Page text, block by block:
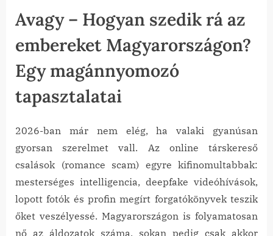
on
06-08
Avagy – Hogyan szedik rá az
embereket Magyarországon?
Egy magánnyomozó
tapasztalatai
2026-ban már nem elég, ha valaki gyanúsan
gyorsan szerelmet vall. Az online társkereső
csalások (romance scam) egyre kifinomultabbak:
mesterséges intelligencia, deepfake videóhívások,
lopott fotók és profin megírt forgatókönyvek teszik
őket veszélyessé. Magyarországon is folyamatosan
nő az áldozatok száma, sokan pedig csak akkor